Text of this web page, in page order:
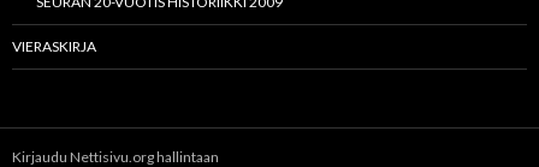
VIERASKIRJA
Kirjaudu Nettisivu.org hallintaan